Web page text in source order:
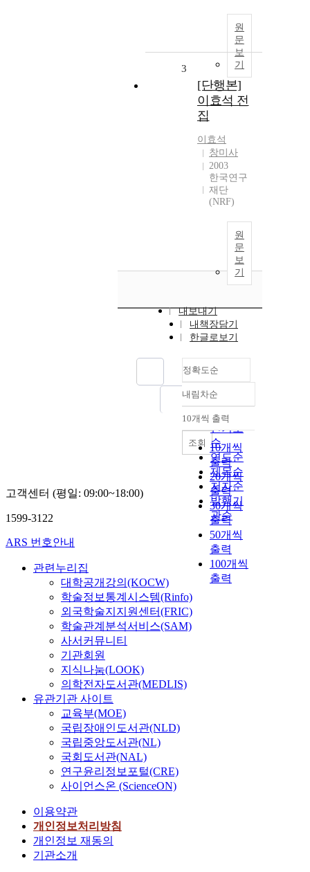
원
문
보
기
3
[단행본]
이효석 전
집
이효석
창미사
2003
한국연구
재단
(NRF)
원
문
보
기
내보내기
내책장담기
한글로보기
정확도순
정확도
순
인기도
순
연도순
제목순
저자순
발행기
관순
내림차순
내림차순
10개씩 출력
10개씩
출력
20개씩
출력
30개씩
출력
50개씩
출력
100개씩
출력
조회
고객센터 (평일: 09:00~18:00)
1599-3122
ARS 번호안내
관련누리집
대학공개강의(KOCW)
학술정보통계시스템(Rinfo)
외국학술지지원센터(FRIC)
학술관계분석서비스(SAM)
사서커뮤니티
기관회원
지식나눔(LOOK)
의학전자도서관(MEDLIS)
유관기관 사이트
교육부(MOE)
국립장애인도서관(NLD)
국립중앙도서관(NL)
국회도서관(NAL)
연구윤리정보포털(CRE)
사이언스온 (ScienceON)
이용약관
개인정보처리방침
개인정보 재동의
기관소개